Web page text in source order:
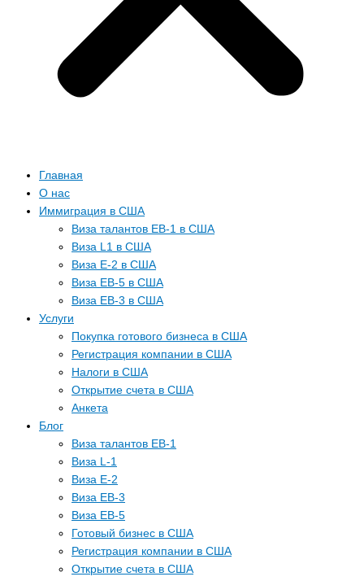
Главная
О нас
Иммиграция в США
Виза талантов EB-1 в США
Виза L1 в США
Виза E-2 в США
Виза EB-5 в США
Виза EB-3 в США
Услуги
Покупка готового бизнеса в США
Регистрация компании в США
Налоги в США
Открытие счета в США
Анкета
Блог
Виза талантов EB-1
Виза L-1
Виза E-2
Виза EB-3
Виза EB-5
Готовый бизнес в США
Регистрация компании в США
Открытие счета в США